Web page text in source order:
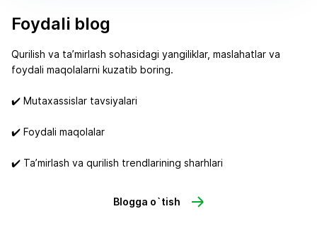
Foydali blog
Qurilish va ta’mirlash sohasidagi yangiliklar, maslahatlar va
foydali maqolalarni kuzatib boring.
✔️ Mutaxassislar tavsiyalari
✔️ Foydali maqolalar
✔️ Ta’mirlash va qurilish trendlarining sharhlari
Blogga o`tish